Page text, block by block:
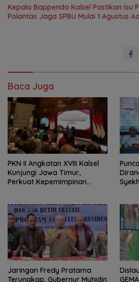
Kepala Bappenda Kalsel Pastikan Isu
Polantas Jaga SPBU Mulai 1 Agustus
Baca Juga
PKN II Angkatan XVIII Kalsel
Kunjungi Jawa Timur,
Perkuat Kepemimpinan
Jaringan Fredy Pratama
Terungkap, Gubernur Muhidin